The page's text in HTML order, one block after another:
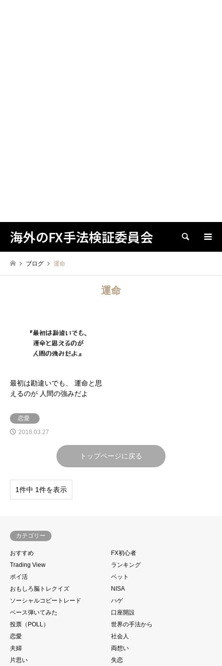
海外のFX手法検証委員会 検索
ブログ 運命
運命
最初は勘違いでも、 運命と思
えるのが 人間の強みだよ
恋愛
2018.03.27
トップページに戻る
1件中 1件を表示
カテゴリー
おすすめ
FX初心者
Trading View
ランキング
ポイ活
ペット
おもしろ脳トレクイズ
NISA
ソーシャルコピートレード
ハゲ
ベース弾いてみた
口座開設
投票（POLL）
世界の手法から
恋愛
社会人
夫婦
両想い
片思い
失恋